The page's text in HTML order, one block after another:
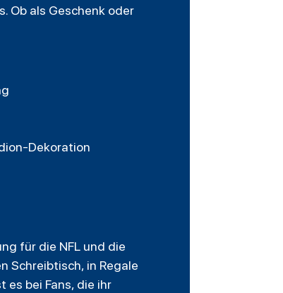
Ob als Geschenk oder
Dekoration
für die NFL und die
Schreibtisch, in Regale
es bei Fans, die ihr